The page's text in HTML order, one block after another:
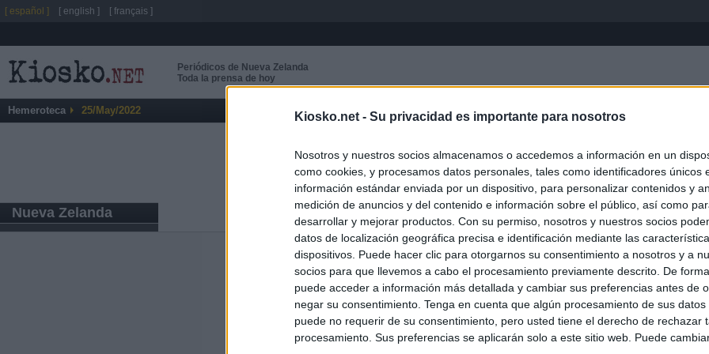
Kiosko.net - Su privacidad es importante para nosotros
Nosotros y nuestros socios almacenamos o accedemos a información en un
como cookies, y procesamos datos personales, tales como identificadores únicos
información estándar enviada por un dispositivo, para personalizar contenidos y
medición de anuncios y del contenido e información sobre el público, así como
desarrollar y mejorar productos. Con su permiso, nosotros y nuestros socios
datos de localización geográfica precisa e identificación mediante las
dispositivos. Puede hacer clic para otorgarnos su consentimiento a nosotros y a
socios para que llevemos a cabo el procesamiento previamente descrito. De
puede acceder a información más detallada y cambiar sus preferencias antes de
negar su consentimiento. Tenga en cuenta que algún procesamiento de sus
puede no requerir de su consentimiento, pero usted tiene el derecho de rechazar
procesamiento. Sus preferencias se aplicarán solo a este sitio web. Puede
Periódicos de Nueva Zelanda
Toda la prensa de hoy
Hemeroteca 25/May/2022 Inicio
Nueva Zelanda
Últimas noticias
El Gobierno de Ayuso no puede destinar directamente la venta del ático de
Chamberí a ayudas por los incendios
Ayuso contra Ayuso: cómo ha cambiado su discurso sobre el ático de la
del
[ español ] [ english ] [ français ]